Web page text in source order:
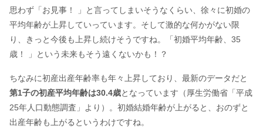
思わず「お見事！ 」と言ってしまいそうなくらい、徐々に初婚の
平均年齢が上昇していっています。そして激的な何かがない限
り、きっと今後も上昇し続けそうですね。「初婚平均年齢、35
歳！ 」という未来もそう遠くないかも！？
ちなみに初産出産年齢率も年々上昇しており、最新のデータだと
第1子の初産平均年齢は30.4歳となっています（厚生労働省「平成
25年人口動態調査」より）。初婚結婚年齢が上がると、おのずと
出産年齢も上がるというわけですね。